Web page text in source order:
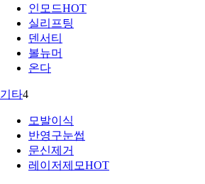
인모드HOT
실리프팅
덴서티
볼뉴머
온다
기타4
모발이식
반영구눈썹
문신제거
레이저제모HOT